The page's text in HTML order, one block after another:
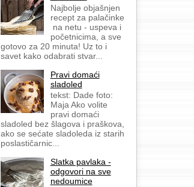
Najbolje objašnjen
recept za palačinke
na netu - uspeva i
početnicima, a sve
gotovo za 20 minuta! Uz to i
savet kako odabrati stvar...
Pravi domaći
sladoled
tekst: Dade foto:
Maja Ako volite
pravi domaći
sladoled bez šlagova i praškova,
ako se sećate sladoleda iz starih
poslastičarnic...
Slatka pavlaka -
odgovori na sve
nedoumice